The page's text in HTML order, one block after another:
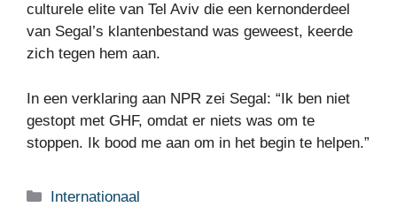
culturele elite van Tel Aviv die een kernonderdeel
van Segal’s klantenbestand was geweest, keerde
zich tegen hem aan.
In een verklaring aan NPR zei Segal: “Ik ben niet
gestopt met GHF, omdat er niets was om te
stoppen. Ik bood me aan om in het begin te helpen.”
Categorieën
Internationaal